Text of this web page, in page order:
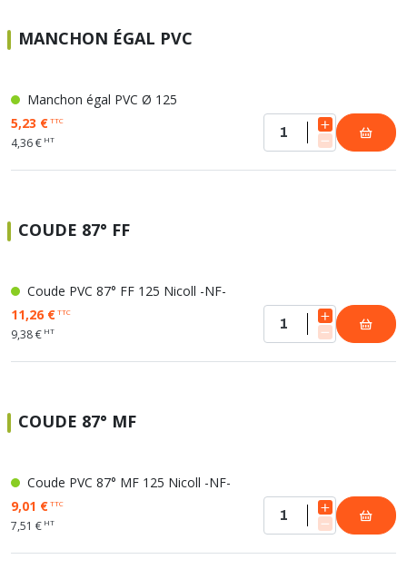
MANCHON ÉGAL PVC
Manchon égal PVC Ø 125
5,23 €TTC
4,36 € HT
COUDE 87° FF
Coude PVC 87° FF 125 Nicoll -NF-
11,26 €TTC
9,38 € HT
COUDE 87° MF
Coude PVC 87° MF 125 Nicoll -NF-
9,01 €TTC
7,51 € HT